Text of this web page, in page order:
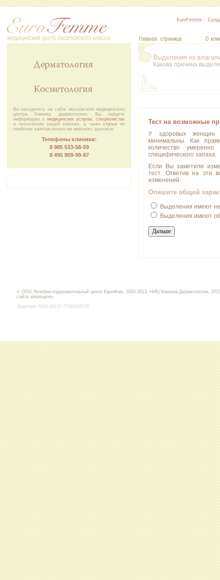
Вы находитесь на сайте московского медицинского
центра Клиника дерматологии. Вы найдете
информацию о медицинских услугах , специалистах
и технологиях нашей клиники, а такжестатьи по
наиболее важным вопросам женского здоровья.
Телефоны клиники:
8 985 533-58-59
8 495 909‑99‑87
EuroFemme ::
Выделения из
Какова причина
Тест на возможные
У здоровых женщин
минимальны. Как
количество
специфического запаха.
Если Вы заметили
тест. Ответив на эти
изменений.
Опишите общий
Выделения имеют
Выделения имеют
© ООО Лечебно-оздоровительный центр ЕвроФам, 2004-2013. НИЦ Клиника Дерматологии,
сайта запрещено.
Лицензия Л041-01137-77/00309578